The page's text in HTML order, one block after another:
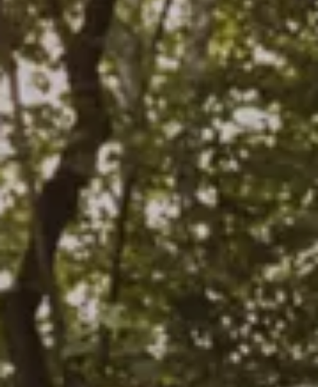
Azioni service
Servizio e riparazione
Servizio
ServicePlus
Sovrastrutture & allestimenti
Mobilità
Offerte di accessori
Ricambi Originali Volkswagen
Informazioni utili
Spie di controllo rosse
Spie di controllo gialle
Spie di controllo verdi
Spie di controllo blu
Spie di controllo bianche
WLTP
Carburante diesel XTL
Richiamo di sicurezza degli airbag
Servizi digitali e app
myVolkswagen
VW Connect
Connect Pro gestione flotte
Il manuale digitale
VW Connect per i modelli ID.
App California
Car-Net
Aggiornamento del navigatore
Video tutorial di veicolo
Disattivazione della rete di telefonia mobile 2G/3G
Marchio ed esperienza